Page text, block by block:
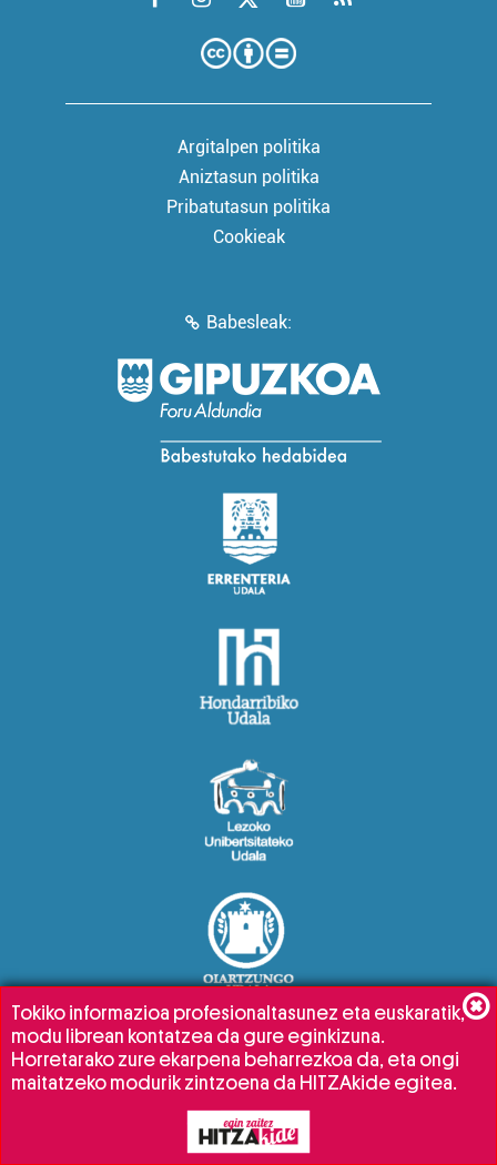
Argitalpen politika
Aniztasun politika
Pribatutasun politika
Cookieak
Babesleak:
Tokiko informazioa profesionaltasunez eta euskaratik,
modu librean kontatzea da gure eginkizuna.
Horretarako zure ekarpena beharrezkoa da, eta ongi
maitatzeko modurik zintzoena da HITZAkide egitea.